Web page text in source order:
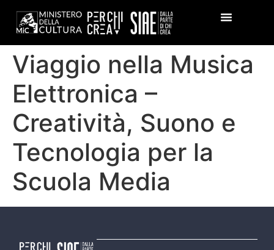
Viaggio nella Musica
Elettronica –
Creatività, Suono e
Tecnologia per la
Scuola Media